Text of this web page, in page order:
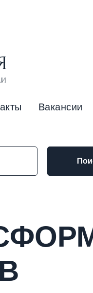
Вакансии